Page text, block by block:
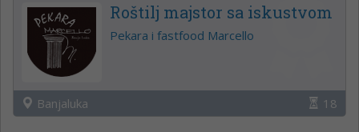
Roštilj majstor sa iskustvom
Pekara i fastfood Marcello
Banjaluka 18